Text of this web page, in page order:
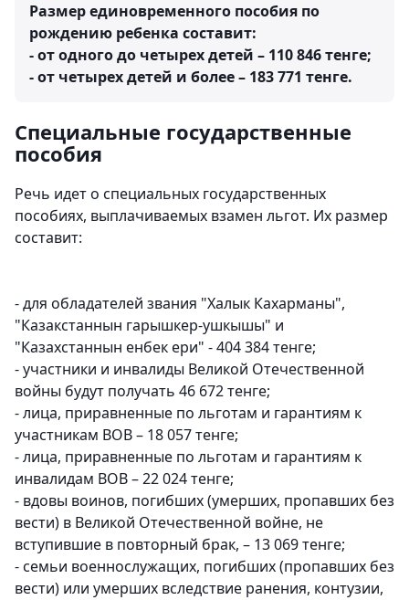
Размер единовременного пособия по
рождению ребенка составит:
- от одного до четырех детей – 110 846 тенге;
- от четырех детей и более – 183 771 тенге.
Специальные государственные
пособия
Речь идет о специальных государственных
пособиях, выплачиваемых взамен льгот. Их размер
составит:
- для обладателей звания "Халык Кахарманы",
"Казакстаннын гарышкер-ушкышы" и
"Казахстаннын енбек ери" - 404 384 тенге;
- участники и инвалиды Великой Отечественной
войны будут получать 46 672 тенге;
- лица, приравненные по льготам и гарантиям к
участникам ВОВ – 18 057 тенге;
- лица, приравненные по льготам и гарантиям к
инвалидам ВОВ – 22 024 тенге;
- вдовы воинов, погибших (умерших, пропавших без
вести) в Великой Отечественной войне, не
вступившие в повторный брак, – 13 069 тенге;
- семьи военнослужащих, погибших (пропавших без
вести) или умерших вследствие ранения, контузии,